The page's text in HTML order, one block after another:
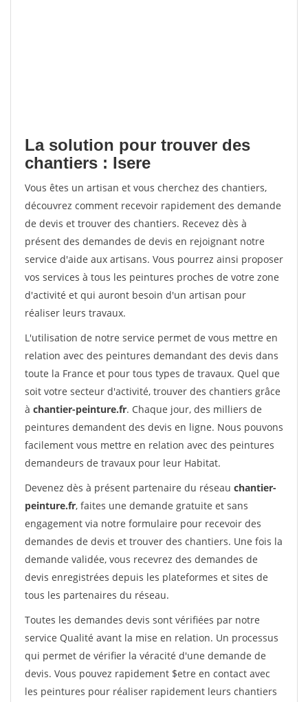
La solution pour trouver des
chantiers : Isere
Vous êtes un artisan et vous cherchez des chantiers,
découvrez comment recevoir rapidement des demande
de devis et trouver des chantiers. Recevez dès à
présent des demandes de devis en rejoignant notre
service d'aide aux artisans. Vous pourrez ainsi proposer
vos services à tous les peintures proches de votre zone
d'activité et qui auront besoin d'un artisan pour
réaliser leurs travaux.
L'utilisation de notre service permet de vous mettre en
relation avec des peintures demandant des devis dans
toute la France et pour tous types de travaux. Quel que
soit votre secteur d'activité, trouver des chantiers grâce
à chantier-peinture.fr. Chaque jour, des milliers de
peintures demandent des devis en ligne. Nous pouvons
facilement vous mettre en relation avec des peintures
demandeurs de travaux pour leur Habitat.
Devenez dès à présent partenaire du réseau chantier-
peinture.fr, faites une demande gratuite et sans
engagement via notre formulaire pour recevoir des
demandes de devis et trouver des chantiers. Une fois la
demande validée, vous recevrez des demandes de
devis enregistrées depuis les plateformes et sites de
tous les partenaires du réseau.
Toutes les demandes devis sont vérifiées par notre
service Qualité avant la mise en relation. Un processus
qui permet de vérifier la véracité d'une demande de
devis. Vous pouvez rapidement $etre en contact avec
les peintures pour réaliser rapidement leurs chantiers